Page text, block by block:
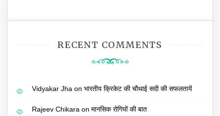
RECENT COMMENTS
Vidyakar Jha on भारतीय क्रिकेट की चौथाई सदी की सफलतायें
Rajeev Chikara on मानसिक रोगियों की बात